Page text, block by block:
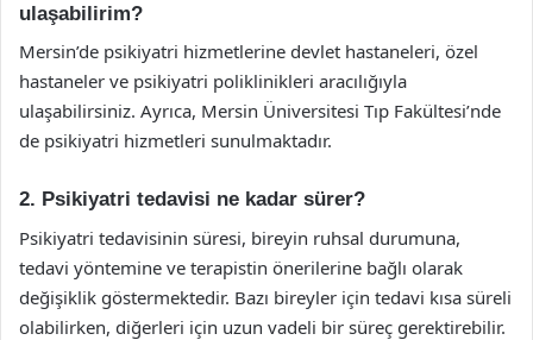
ulaşabilirim?
Mersin’de psikiyatri hizmetlerine devlet hastaneleri, özel
hastaneler ve psikiyatri poliklinikleri aracılığıyla
ulaşabilirsiniz. Ayrıca, Mersin Üniversitesi Tıp Fakültesi’nde
de psikiyatri hizmetleri sunulmaktadır.
2. Psikiyatri tedavisi ne kadar sürer?
Psikiyatri tedavisinin süresi, bireyin ruhsal durumuna,
tedavi yöntemine ve terapistin önerilerine bağlı olarak
değişiklik göstermektedir. Bazı bireyler için tedavi kısa süreli
olabilirken, diğerleri için uzun vadeli bir süreç gerektirebilir.